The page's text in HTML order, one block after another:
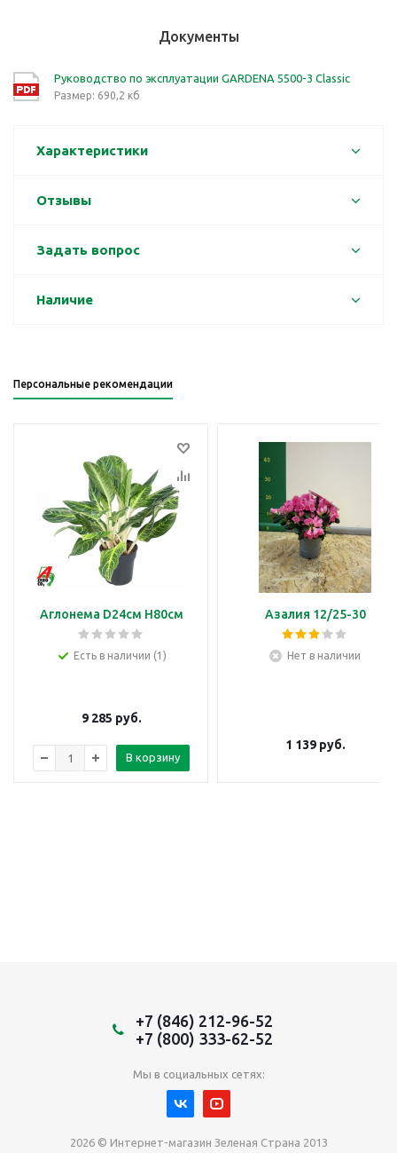
Документы
Руководство по эксплуатации GARDENA 5500-3 Classic
Размер: 690,2 кб
Характеристики
Отзывы
Задать вопрос
Наличие
Персональные рекомендации
Аглонема D24см H80см
Есть в наличии (1)
9 285 руб.
В корзину
Азалия 12/25-30
Нет в наличии
1 139руб.
+7 (846) 212-96-52
+7 (800) 333-62-52
Мы в социальных сетях:
2026 © Интернет-магазин Зеленая Страна 2013